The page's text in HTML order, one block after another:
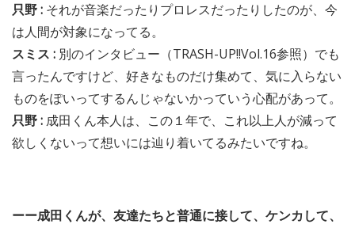
只野 : それが音楽だったりプロレスだったりしたのが、今
は人間が対象になってる。
スミス : 別のインタビュー（TRASH-UP!!Vol.16参照）でも
言ったんですけど、好きなものだけ集めて、気に入らない
ものをぽいってするんじゃないかっていう心配があって。
只野 : 成田くん本人は、この１年で、これ以上人が減って
欲しくないって想いには辿り着いてるみたいですね。
ーー成田くんが、友達たちと普通に接して、ケンカして、